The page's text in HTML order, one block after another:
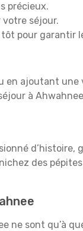
précieux.
séjour.
pour garantir
ajoutant
à
des
ne sont qu’à